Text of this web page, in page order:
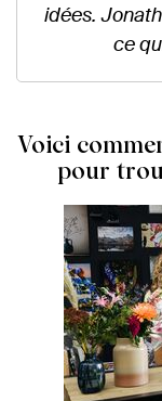
idées.
ce
Voici
pour